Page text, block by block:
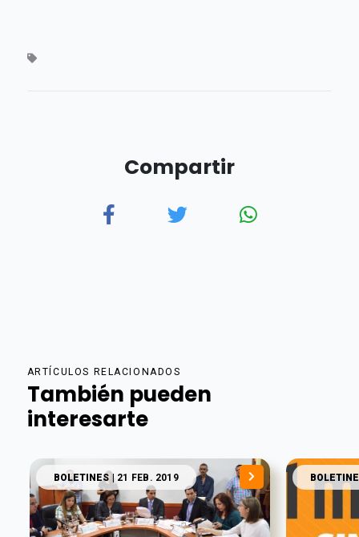
Compartir
ARTÍCULOS RELACIONADOS
También pueden
interesarte
BOLETINES| 21 FEB. 2019